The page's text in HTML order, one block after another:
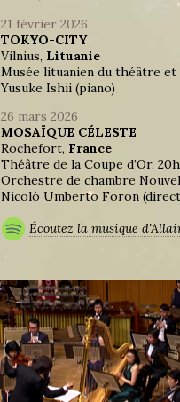
21 février 2026
TOKYO-CITY
Vilnius, Lituanie
Musée lituanien du théâtre et
Yusuke Ishii (piano)
26 mars 2026
MOSAÏQUE CÉLESTE
Rochefort, France
Théâtre de la Coupe d’Or,
Orchestre de chambre
Nicolò Umberto Foron
Écoutez la musique